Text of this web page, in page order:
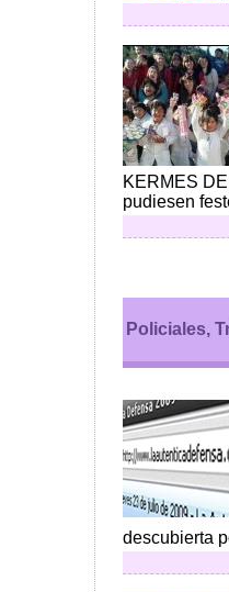
KERMES
pudiesen
Policiales,
descubierta